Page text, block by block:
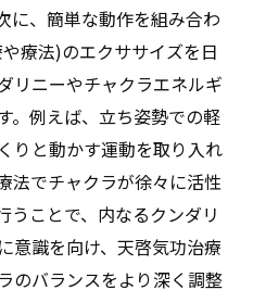
に、簡単な動作を組み合わ
療法)のエクササイズを日
リニーやチャクラエネルギ
。例えば、立ち姿勢での軽
りと動かす運動を取り入れ
法でチャクラが徐々に活性
うことで、内なるクンダリ
意識を向け、天啓気功治療
のバランスをより深く調整